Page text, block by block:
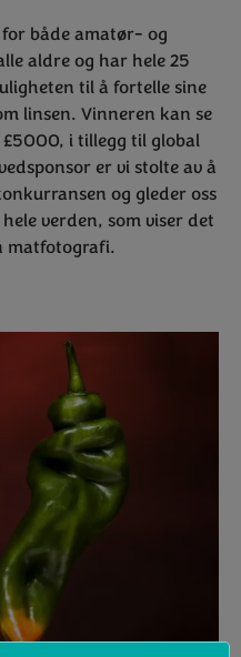
både amatør- og
aldre og har hele 25
til å fortelle sine
linsen. Vinneren kan se
i tillegg til global
er vi stolte av å
og gleder oss
verden, som viser det
matfotografi.